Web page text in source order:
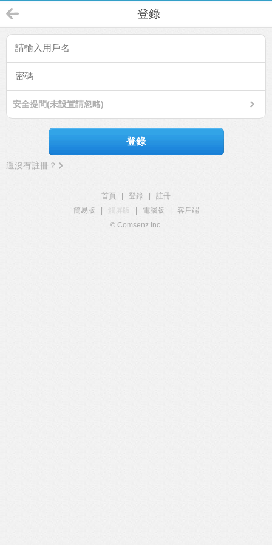
登錄
安全提問(未設置請忽略)
登錄
還沒有註冊？
首頁 登錄
註冊
簡易版
觸屏版 電腦版
客戶端
© Comsenz Inc.